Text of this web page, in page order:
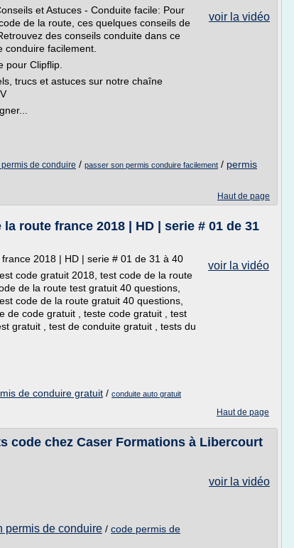
voir la vidéo
et Astuces - Conduite facile: Pour
de la route, ces quelques conseils de
des conseils conduite dans ce
facilement.
pour Clipflip.
trucs et astuces sur notre chaîne
de conduire / passer son permis conduire facilement / permis
Haut de page
route france 2018 | HD | serie # 01 de 31
voir la vidéo
2018 | HD | serie # 01 de 31 à 40
code gratuit 2018, test code de la route
de la route test gratuit 40 questions,
code de la route gratuit 40 questions,
de code gratuit , teste code gratuit , test
gratuit , test de conduite gratuit , tests du
de conduire gratuit / conduite auto gratuit
Haut de page
code chez Caser Formations à Libercourt
voir la vidéo
permis de conduire / code permis de